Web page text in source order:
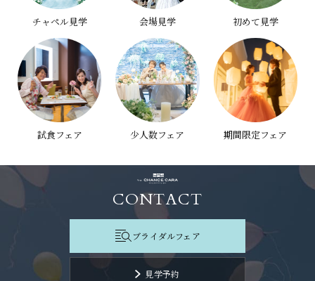
チャペル見学 会場見学 初めて見学
試食フェア 少人数フェア 期間限定フェア
CONTACT
ブライダルフェア
見学予約